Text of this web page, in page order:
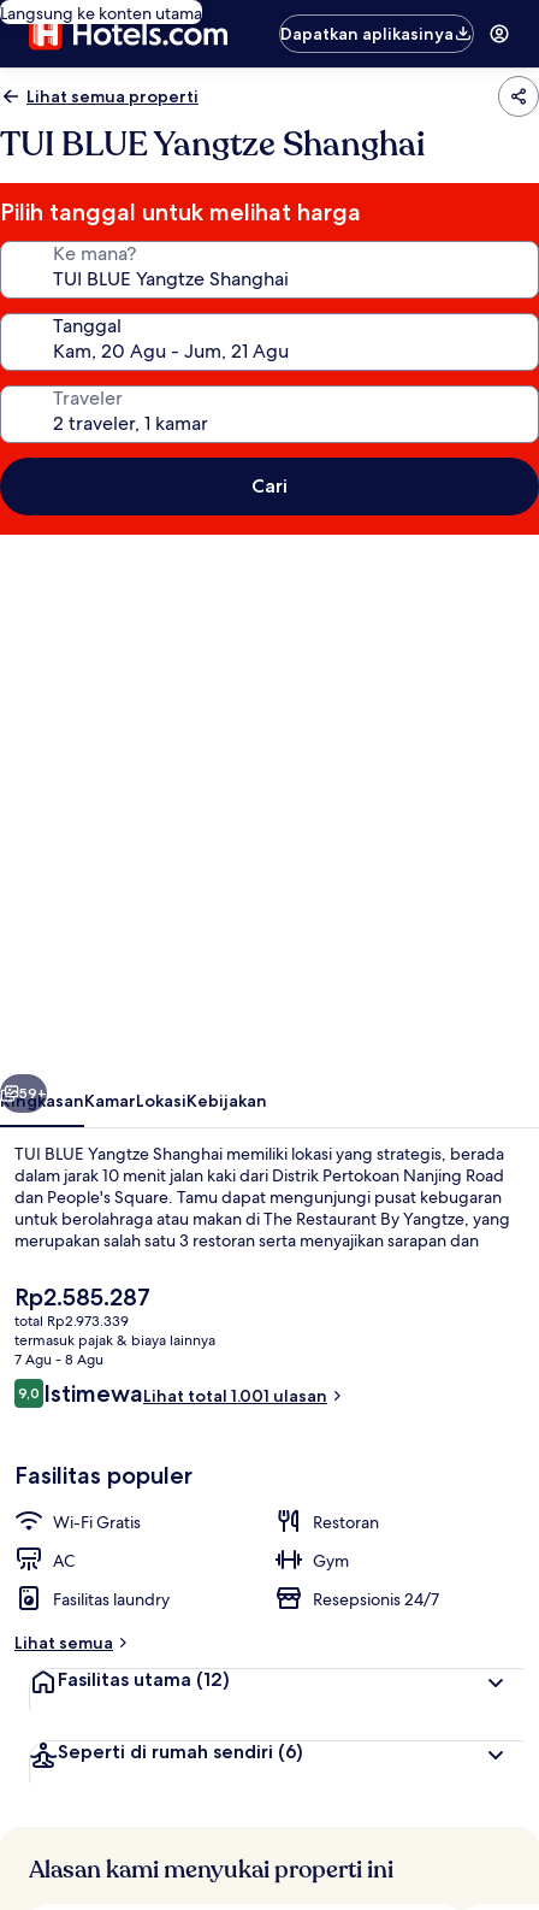
Langsung ke konten utama
Dapatkan aplikasinya
Lihat semua properti
TUI BLUE Yangtze Shanghai
Pilih tanggal untuk melihat harga
Ke mana?
Tanggal
Traveler
Cari
Berikutnya
59+
RingkasanKamarLokasiKebijakan
TUI BLUE Yangtze Shanghai memiliki lokasi yang strategis, berada
dalam jarak 10 menit jalan kaki dari Distrik Pertokoan Nanjing Road
dan People's Square. Tamu dapat mengunjungi pusat kebugaran
untuk berolahraga atau makan di The Restaurant By Yangtze, yang
merupakan salah satu 3 restoran serta menyajikan sarapan dan
Xintiandi yang hanya berjarak 5 menit berkendara dari hotel mewah
ini.Traveler mengatakan hal baik tentang kondisi keseluruhan.
Transportasi umum berada tidak jauh: Stasiun Dashijie berjarak 10
menit dan Stasiun People's Square berjarak 12 menit.
Harga
saat
ini
Rp2.585.287
Rp2.585.287
total Rp2.973.339
termasuk pajak & biaya lainnya
7 Agu - 8 Agu
Ulasan
9,09,0 dari 10
IstimewaLihat total 1.001 ulasan
Fasilitas populer
Wi-Fi Gratis
Restoran
AC
Gym
Fasilitas laundry
Resepsionis 24/7
Lihat semua
Fasilitas utama (12)
Seperti di rumah sendiri (6)
Alasan kami menyukai properti ini